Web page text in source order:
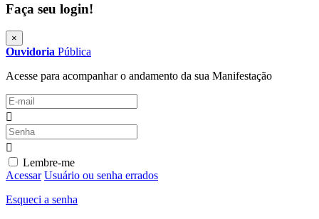
Faça seu login!
×
Ouvidoria Pública
Acesse para acompanhar o andamento da sua Manifestação
Lembre-me
Acessar Usuário ou senha errados
Esqueci a senha